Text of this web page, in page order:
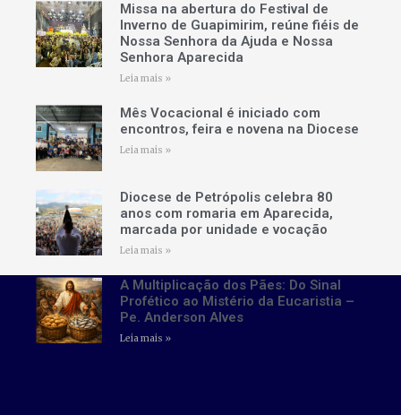
Missa na abertura do Festival de
Inverno de Guapimirim, reúne fiéis de
Nossa Senhora da Ajuda e Nossa
Senhora Aparecida
Leia mais »
Mês Vocacional é iniciado com
encontros, feira e novena na Diocese
Leia mais »
Diocese de Petrópolis celebra 80
anos com romaria em Aparecida,
marcada por unidade e vocação
Leia mais »
A Multiplicação dos Pães: Do Sinal
Profético ao Mistério da Eucaristia –
Pe. Anderson Alves
Leia mais »